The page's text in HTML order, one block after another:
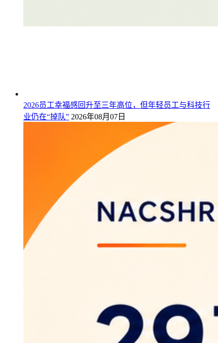
2026员工幸福感回升至三年高位，但年轻员工与科技行
业仍在“掉队” 2026年08月07日